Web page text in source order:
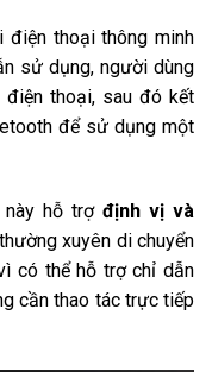
điện thoại thông minh
sử dụng, người dùng
thoại, sau đó kết
để sử dụng một
này hỗ trợ định vị và
xuyên di chuyển
có thể hỗ trợ chỉ dẫn
cần thao tác trực tiếp